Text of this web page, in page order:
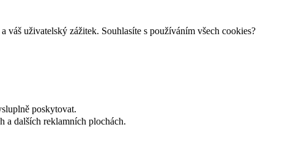
uživatelský zážitek. Souhlasíte s používáním všech cookies?
poskytovat.
a dalších reklamních plochách.